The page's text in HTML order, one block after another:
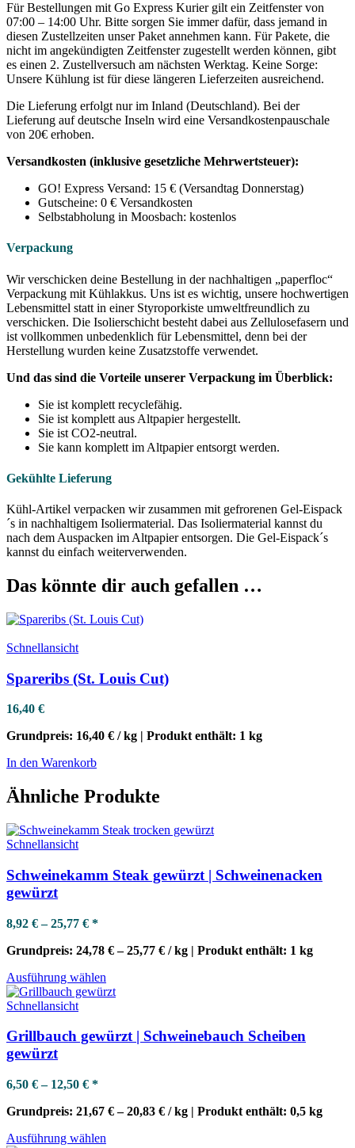
Für Bestellungen mit Go Express Kurier gilt ein Zeitfenster von
07:00 – 14:00 Uhr. Bitte sorgen Sie immer dafür, dass jemand in
diesen Zustellzeiten unser Paket annehmen kann. Für Pakete, die
nicht im angekündigten Zeitfenster zugestellt werden können, gibt
es einen 2. Zustellversuch am nächsten Werktag. Keine Sorge:
Unsere Kühlung ist für diese längeren Lieferzeiten ausreichend.
Die Lieferung erfolgt nur im Inland (Deutschland). Bei der
Lieferung auf deutsche Inseln wird eine Versandkostenpauschale
von 20€ erhoben.
Versandkosten (inklusive gesetzliche Mehrwertsteuer):
GO! Express Versand: 15 € (Versandtag Donnerstag)
Gutscheine: 0 € Versandkosten
Selbstabholung in Moosbach: kostenlos
Verpackung
Wir verschicken deine Bestellung in der nachhaltigen „paperfloc“
Verpackung mit Kühlakkus. Uns ist es wichtig, unsere hochwertigen
Lebensmittel statt in einer Styroporkiste umweltfreundlich zu
verschicken. Die Isolierschicht besteht dabei aus Zellulosefasern und
ist vollkommen unbedenklich für Lebensmittel, denn bei der
Herstellung wurden keine Zusatzstoffe verwendet.
Und das sind die Vorteile unserer Verpackung im Überblick:
Sie ist komplett recyclefähig.
Sie ist komplett aus Altpapier hergestellt.
Sie ist CO2-neutral.
Sie kann komplett im Altpapier entsorgt werden.
Gekühlte Lieferung
Kühl-Artikel verpacken wir zusammen mit gefrorenen Gel-Eispack
´s in nachhaltigem Isoliermaterial. Das Isoliermaterial kannst du
nach dem Auspacken im Altpapier entsorgen. Die Gel-Eispack´s
kannst du einfach weiterverwenden.
Das könnte dir auch gefallen …
Schnellansicht
Spareribs (St. Louis Cut)
16,40 €
Grundpreis: 16,40 € /kg | Produkt enthält: 1 kg
In den Warenkorb
Ähnliche Produkte
Schnellansicht
Schweinekamm Steak gewürzt | Schweinenacken
gewürzt
8,92 €–25,77 € *
Grundpreis: 24,78 €–25,77 € /kg | Produkt enthält: 1 kg
Ausführung wählen
Produkt
Varianten
auf
der
Schnellansicht
Grillbauch gewürzt | Schweinebauch Scheiben
gewürzt
6,50 €– 12,50 € *
Grundpreis: 21,67 €–20,83 € /kg | Produkt enthält: 0,5 kg
Ausführung wählen